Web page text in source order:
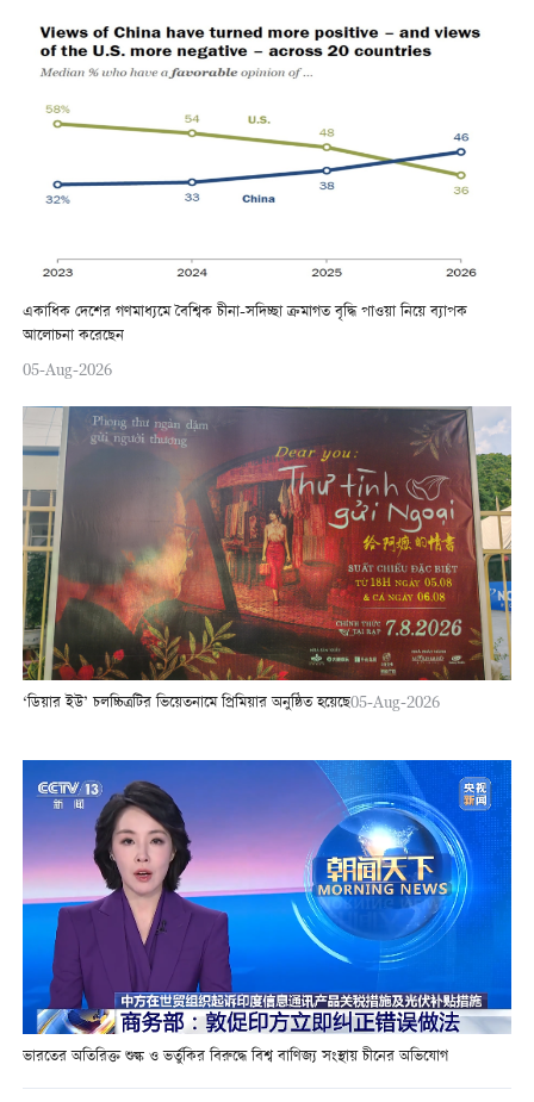
একাধিক দেশের গণমাধ্যমে বৈশ্বিক চীনা-সদিচ্ছা ক্রমাগত বৃদ্ধি পাওয়া নিয়ে ব্যাপক
আলোচনা করেছেন
05-Aug-2026
‘ডিয়ার ইউ’ চলচ্চিত্রটির ভিয়েতনামে প্রিমিয়ার অনুষ্ঠিত হয়েছে05-Aug-2026
ভারতের অতিরিক্ত শুল্ক ও ভর্তুকির বিরুদ্ধে বিশ্ব বাণিজ্য সংস্থায় চীনের অভিযোগ